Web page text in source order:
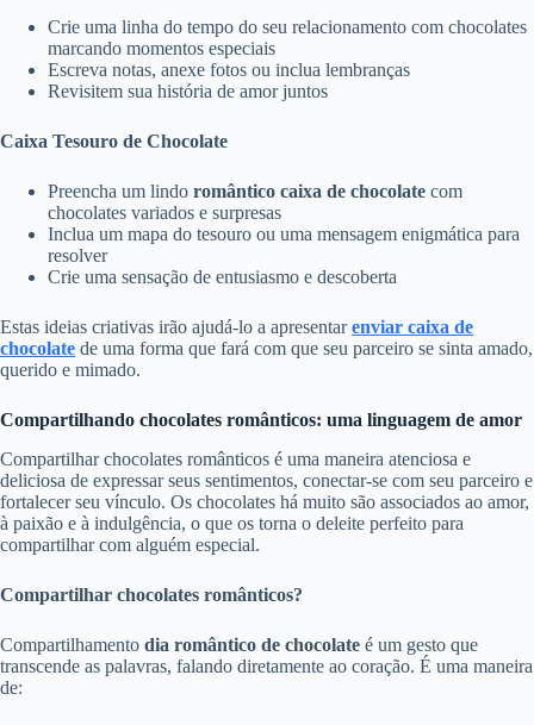
Crie uma linha do tempo do seu relacionamento com chocolates
marcando momentos especiais
Escreva notas, anexe fotos ou inclua lembranças
Revisitem sua história de amor juntos
Caixa Tesouro de Chocolate
Preencha um lindo romântico caixa de chocolate com
chocolates variados e surpresas
Inclua um mapa do tesouro ou uma mensagem enigmática para
resolver
Crie uma sensação de entusiasmo e descoberta
Estas ideias criativas irão ajudá-lo a apresentarenviar caixa de
chocolate de uma forma que fará com que seu parceiro se sinta amado,
querido e mimado.
Compartilhando chocolates românticos: uma linguagem de amor
Compartilhar chocolates românticos é uma maneira atenciosa e
deliciosa de expressar seus sentimentos, conectar-se com seu parceiro e
fortalecer seu vínculo. Os chocolates há muito são associados ao amor,
à paixão e à indulgência, o que os torna o deleite perfeito para
compartilhar com alguém especial.
Compartilhar chocolates românticos?
Compartilhamento dia romântico de chocolate é um gesto que
transcende as palavras, falando diretamente ao coração. É uma maneira
de: